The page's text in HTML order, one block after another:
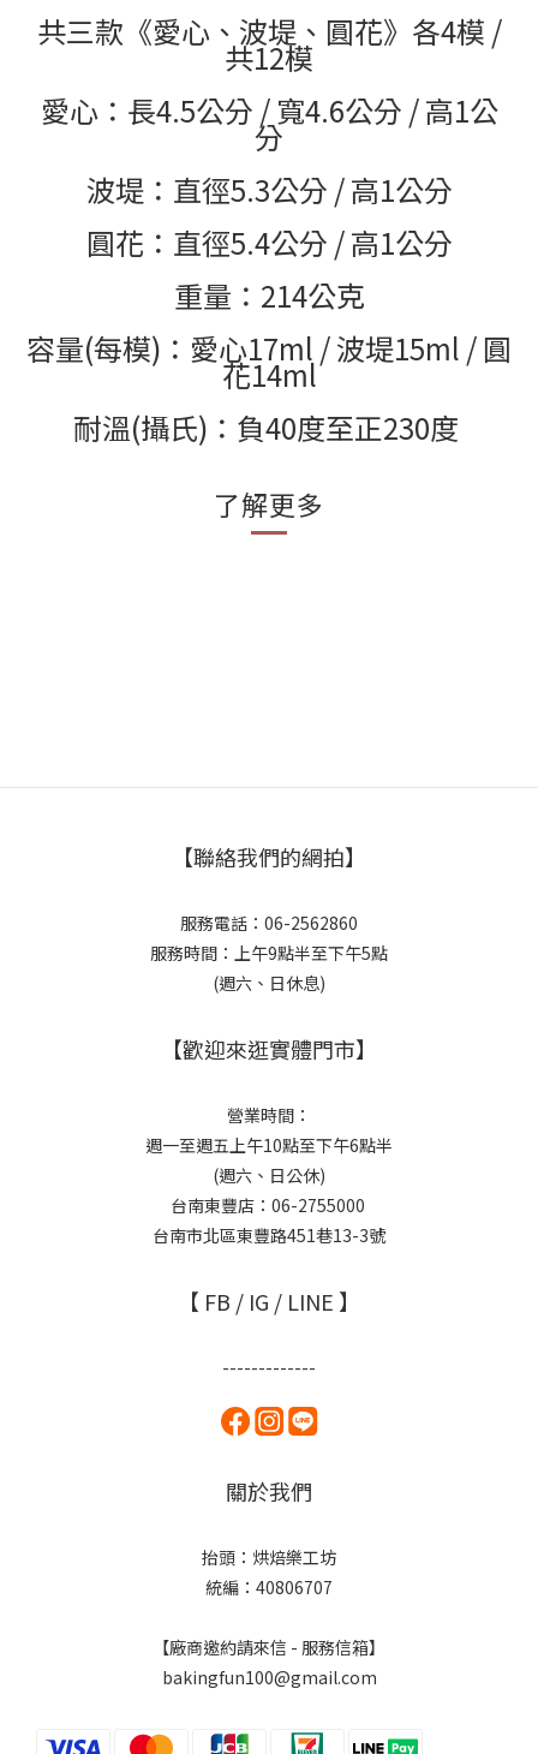
共三款《愛心、波堤、圓花》各4模 /
共12模
愛心：長4.5公分 / 寬4.6公分 / 高1公
分
波堤：直徑5.3公分 / 高1公分
圓花：直徑5.4公分 / 高1公分
重量：214公克
容量(每模)：愛心17ml / 波堤15ml / 圓
花14ml
耐溫(攝氏)：負40度至正230度
了解更多
【聯絡我們的網拍】
服務電話：06-2562860
服務時間：上午9點半至下午5點
(週六、日休息)
【歡迎來逛實體門市】
營業時間：
週一至週五上午10點至下午6點半
(週六、日公休)
台南東豐店：06-2755000
台南市北區東豐路451巷13-3號
【 FB / IG / LINE 】
-------------
關於我們
抬頭：烘焙樂工坊
統編：40806707
【廠商邀約請來信 - 服務信箱】
bakingfun100@gmail.com